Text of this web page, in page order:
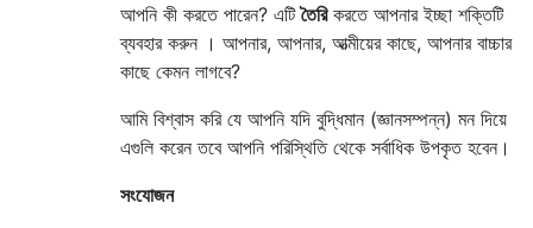
আপনি কী করতে পারেন? এটিতৈরিকরতে আপনার ইচ্ছা শক্তিটি
ব্যবহার করুন । আপনার, আপনার, আত্মীয়ের কাছে, আপনার বাচ্চার
কাছে কেমন লাগবে?
আমি বিশ্বাস করি যে আপনি যদি বুদ্ধিমান (জ্ঞানসম্পন্ন) মন দিয়ে
এগুলি করেন তবে আপনি পরিস্থিতি থেকে সর্বাধিক উপকৃত হবেন।
সংযোজন